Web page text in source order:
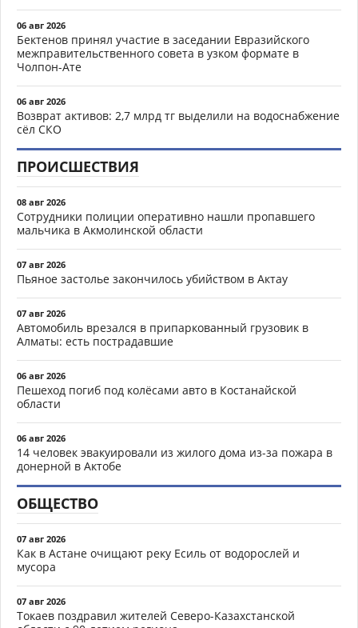
06 авг 2026
Бектенов принял участие в заседании Евразийского
межправительственного совета в узком формате в
Чолпон-Ате
06 авг 2026
Возврат активов: 2,7 млрд тг выделили на водоснабжение
сёл СКО
ПРОИСШЕСТВИЯ
08 авг 2026
Сотрудники полиции оперативно нашли пропавшего
мальчика в Акмолинской области
07 авг 2026
Пьяное застолье закончилось убийством в Актау
07 авг 2026
Автомобиль врезался в припаркованный грузовик в
Алматы: есть пострадавшие
06 авг 2026
Пешеход погиб под колёсами авто в Костанайской
области
06 авг 2026
14 человек эвакуировали из жилого дома из-за пожара в
донерной в Актобе
ОБЩЕСТВО
07 авг 2026
Как в Астане очищают реку Есиль от водорослей и
мусора
07 авг 2026
Токаев поздравил жителей Северо-Казахстанской